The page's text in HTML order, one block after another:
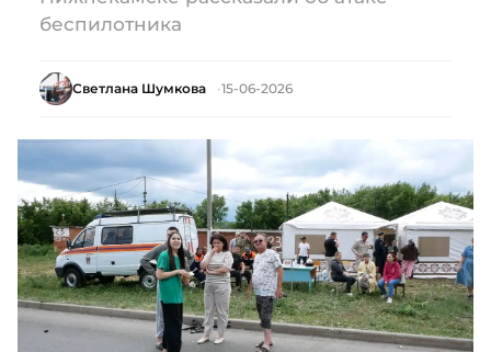
беспилотника
Светлана Шумкова 15-06-2026